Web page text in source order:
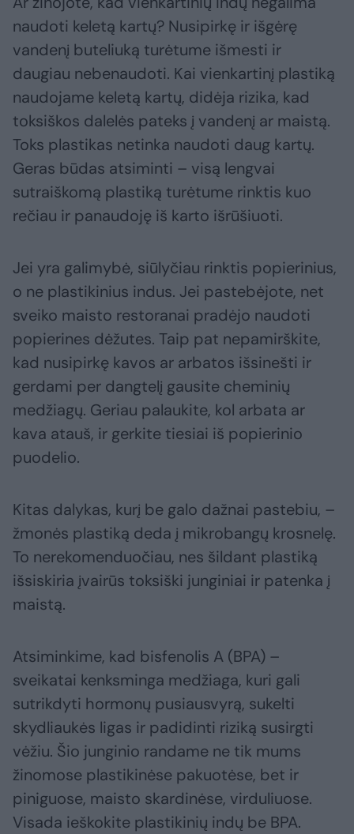
naudoti keletą kartų? Nusipirkę ir išgėrę
vandenį buteliuką turėtume išmesti ir
daugiau nebenaudoti. Kai vienkartinį plastiką
naudojame keletą kartų, didėja rizika, kad
toksiškos dalelės pateks į vandenį ar maistą.
Toks plastikas netinka naudoti daug kartų.
Geras būdas atsiminti – visą lengvai
sutraiškomą plastiką turėtume rinktis kuo
rečiau ir panaudoję iš karto išrūšiuoti.
Jei yra galimybė, siūlyčiau rinktis popierinius,
o ne plastikinius indus. Jei pastebėjote, net
sveiko maisto restoranai pradėjo naudoti
popierines dėžutes. Taip pat nepamirškite,
kad nusipirkę kavos ar arbatos išsinešti ir
gerdami per dangtelį gausite cheminių
medžiagų. Geriau palaukite, kol arbata ar
kava atauš, ir gerkite tiesiai iš popierinio
puodelio.
Kitas dalykas, kurį be galo dažnai pastebiu, –
žmonės plastiką deda į mikrobangų krosnelę.
To nerekomenduočiau, nes šildant plastiką
išsiskiria įvairūs toksiški junginiai ir patenka į
maistą.
Atsiminkime, kad bisfenolis A (BPA) –
sveikatai kenksminga medžiaga, kuri gali
sutrikdyti hormonų pusiausvyrą, sukelti
skydliaukės ligas ir padidinti riziką susirgti
vėžiu. Šio junginio randame ne tik mums
žinomose plastikinėse pakuotėse, bet ir
piniguose, maisto skardinėse, virduliuose.
Visada ieškokite plastikinių indų be BPA.